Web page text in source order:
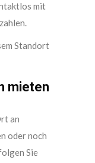
mit
Standort
mieten
an
oder noch
Sie